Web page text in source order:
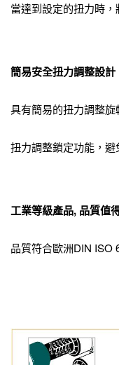
當達到設定的扭力時
簡易安全扭力調整設計
具有簡易的扭力調整旋
扭力調整鎖定功能，
工業等級產品, 品質值
品質符合歐洲DIN ISO